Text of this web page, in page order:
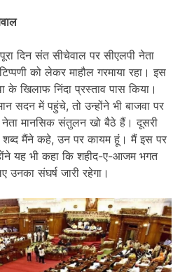
दिन संत सीचेवाल पर सीएलपी नेता
को लेकर माहौल गरमाया रहा। इस
के खिलाफ निंदा प्रस्ताव पास किया।
सदन में पहुंचे, तो उन्होंने भी बाजवा पर
मानसिक संतुलन खो बैठे हैं। दूसरी
शब्द मैंने कहे, उन पर कायम हूं। मैं इस पर
यह भी कहा कि शहीद-ए-आजम भगत
उनका संघर्ष जारी रहेगा।